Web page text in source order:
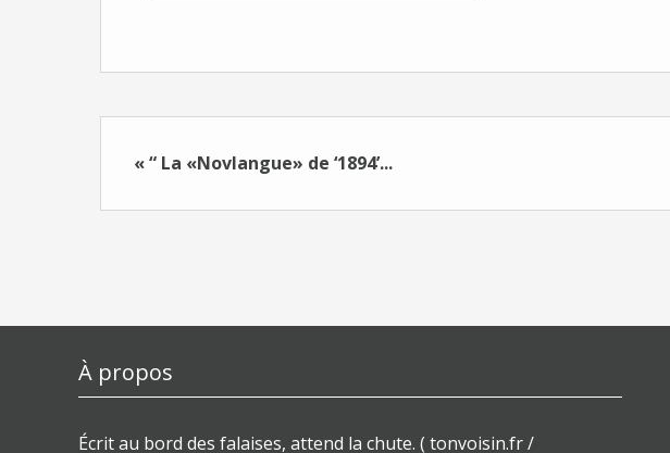
« “ La «Novlangue» de ‘1894’...
À propos
Écrit au bord des falaises, attend la chute. ( tonvoisin.fr /